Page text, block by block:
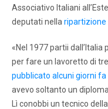
Associativo Italiani
deputati nella ripartizione
«Nel 1977 partii
per fare un lavoretto di
pubblicato alcuni giorni fa
avevo soltanto un
Lì conobbi un tecnico